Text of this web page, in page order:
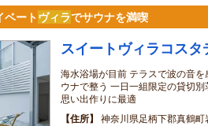
ートヴィラでサウナを満喫
スイートヴィラコスタ
海水浴場が目前 テラスで波の音
ウナで整う 一日一組限定の貸切
思い出作りに最適
住所
神奈川県足柄下郡真鶴町